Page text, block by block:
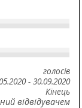
голосів
- 30.09.2020
Кінець
відвідувачем